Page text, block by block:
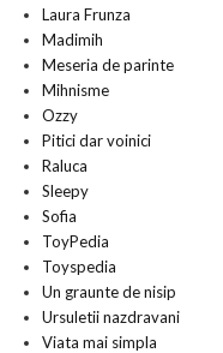
Laura Frunza
Madimih
Meseria de parinte
Mihnisme
Ozzy
Pitici dar voinici
Raluca
Sleepy
Sofia
ToyPedia
Toyspedia
Un graunte de nisip
Ursuletii nazdravani
Viata mai simpla